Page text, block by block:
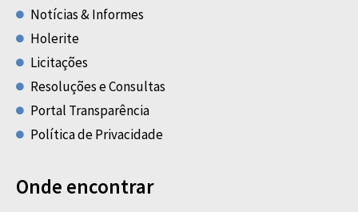
Notícias & Informes
Holerite
Licitações
Resoluções e Consultas
Portal Transparência
Política de Privacidade
Onde encontrar